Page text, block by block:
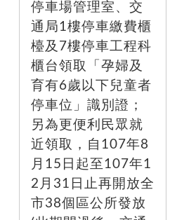
停車場管理室、交
通局1樓停車繳費櫃
檯及7樓停車工程科
櫃台領取「孕婦及
育有6歲以下兒童者
停車位」識別證；
另為更便利民眾就
近領取，自107年8
月15日起至107年1
2月31日止再開放全
市38個區公所發放